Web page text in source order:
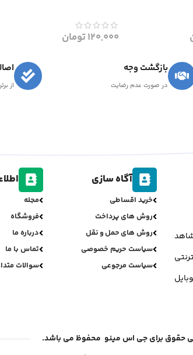
120,000تومان
بازگشت وجه
در صورت عدم رضایت از
آگاه سازی
خرید اقساطی
روش های پرداخت
روش های حمل و نقل
سیاست حریم خصوصی
سیاست مرجوعی
مجله
فروشگاه
درباره ما
تماس با ما
سوالات
حقوق برای جی اس مینو محفوظ می باشد.